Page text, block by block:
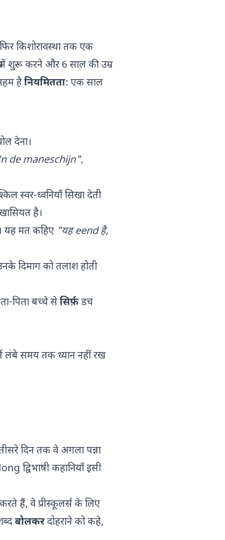
किशोरावस्था तक एक
शुरू करने और 6 साल की उम्र
हैनियमितता: एक साल
देना।
de maneschijn",
स्वर-ध्वनियाँ सिखा देती
है।
यह मत कहिए "यह eend है,
दिमाग को तलाश होती
पिता बच्चे सेसिर्फ़डच
लंबे समय तक ध्यान नहीं रख
दिन तक वे अगला पन्ना
द्विभाषी कहानियाँ इसी
हैं, वे प्रीस्कूलर्स के लिए
बोलकरदोहराने को कहे,